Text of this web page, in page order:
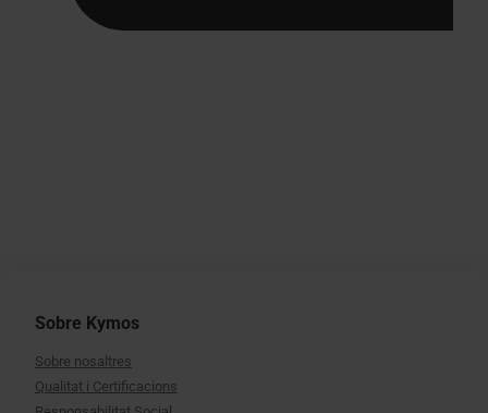
Sobre Kymos
Sobre nosaltres
Qualitat i Certificacions